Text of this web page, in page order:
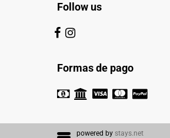
Follow us
Formas de pago
powered by stays.net